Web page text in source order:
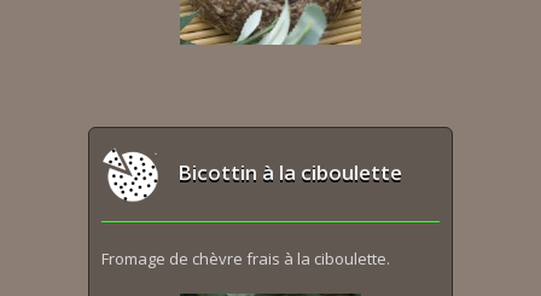
Bicottin à la ciboulette
Fromage de chèvre frais à la ciboulette.